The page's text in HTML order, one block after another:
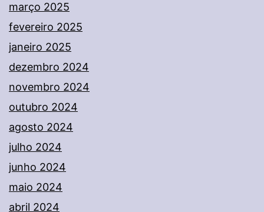
março 2025
fevereiro 2025
janeiro 2025
dezembro 2024
novembro 2024
outubro 2024
agosto 2024
julho 2024
junho 2024
maio 2024
abril 2024